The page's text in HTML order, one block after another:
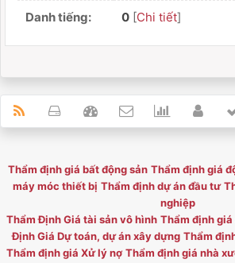
Danh tiếng: 0 [Chi tiết]
Thẩm định giá bất động sản Thẩm định giá
máy móc thiết bị Thẩm định dự án đầu tư
nghiệp
Thẩm Định Giá tài sản vô hình Thẩm định
Định Giá Dự toán, dự án xây dựng Thẩm
Thẩm định giá Xử lý nợ Thẩm định giá nhà